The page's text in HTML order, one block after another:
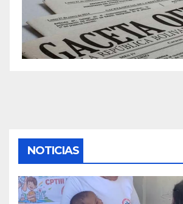
NOTICIAS